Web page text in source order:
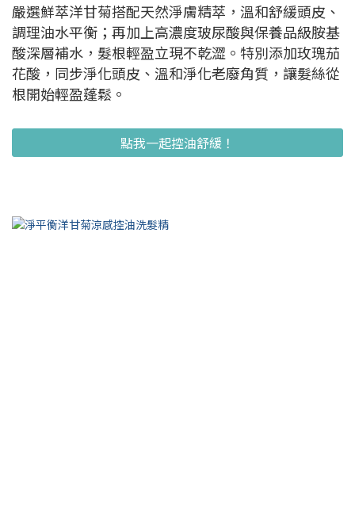
嚴選鮮萃洋甘菊搭配天然淨膚精萃，溫和舒緩頭皮、
調理油水平衡；再加上高濃度玻尿酸與保養品級胺基
酸深層補水，髮根輕盈立現不乾澀。特別添加玫瑰茄
花酸，同步淨化頭皮、溫和淨化老廢角質，讓髮絲從
根開始輕盈蓬鬆。
點我一起控油舒緩！